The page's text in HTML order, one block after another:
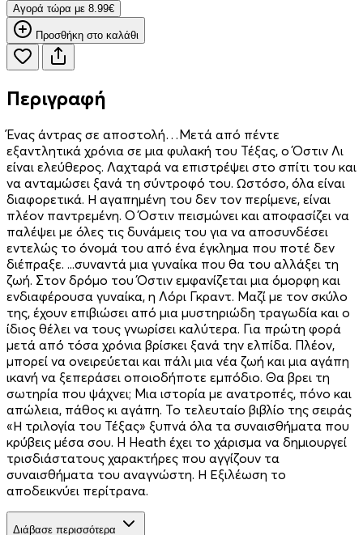
Aγορά τώρα με 8.99€
Προσθήκη στο καλάθι
Περιγραφή
Ένας άντρας σε αποστολή…Μετά από πέντε
εξαντλητικά χρόνια σε μια φυλακή του Τέξας, ο Όστιν Λι
είναι ελεύθερος. Λαχταρά να επιστρέψει στο σπίτι του και
να ανταμώσει ξανά τη σύντροφό του. Ωστόσο, όλα είναι
διαφορετικά. Η αγαπημένη του δεν τον περίμενε, είναι
πλέον παντρεμένη. Ο Όστιν πεισμώνει και αποφασίζει να
παλέψει με όλες τις δυνάμεις του για να αποσυνδέσει
εντελώς το όνομά του από ένα έγκλημα που ποτέ δεν
διέπραξε. ...συναντά μια γυναίκα που θα του αλλάξει τη
ζωή. Στον δρόμο του Όστιν εμφανίζεται μια όμορφη και
ενδιαφέρουσα γυναίκα, η Λόρι Γκραντ. Μαζί με τον σκύλο
της, έχουν επιβιώσει από μια μυστηριώδη τραγωδία και ο
ίδιος θέλει να τους γνωρίσει καλύτερα. Για πρώτη φορά
μετά από τόσα χρόνια βρίσκει ξανά την ελπίδα. Πλέον,
μπορεί να ονειρεύεται και πάλι μια νέα ζωή και μια αγάπη
ικανή να ξεπεράσει οποιοδήποτε εμπόδιο. Θα βρει τη
σωτηρία που ψάχνει; Μια ιστορία με ανατροπές, πόνο και
απώλεια, πάθος κι αγάπη. Το τελευταίο βιβλίο της σειράς
«Η τριλογία του Τέξας» ξυπνά όλα τα συναισθήματα που
κρύβεις μέσα σου. H Heath έχει το χάρισμα να δημιουργεί
τρισδιάστατους χαρακτήρες που αγγίζουν τα
συναισθήματα του αναγνώστη. Η Εξιλέωση το
αποδεικνύει περίτρανα.
Διάβασε περισσότερα